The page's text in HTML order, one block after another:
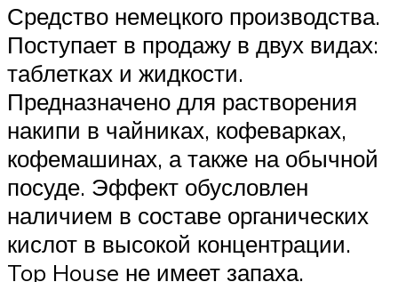
Средство немецкого производства.
Поступает в продажу в двух видах:
таблетках и жидкости.
Предназначено для растворения
накипи в чайниках, кофеварках,
кофемашинах, а также на обычной
посуде. Эффект обусловлен
наличием в составе органических
кислот в высокой концентрации.
Top House не имеет запаха.